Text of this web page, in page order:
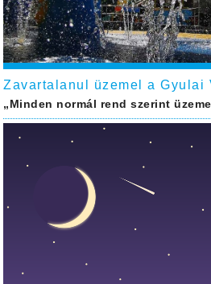
Zavartalanul üzemel a Gyulai
„Minden normál rend szerint